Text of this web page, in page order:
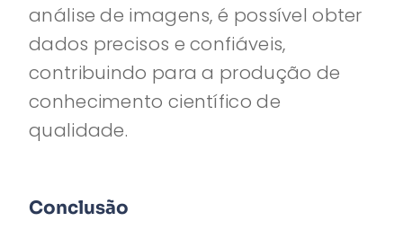
análise de imagens, é possível obter
dados precisos e confiáveis,
contribuindo para a produção de
conhecimento científico de
qualidade.
Conclusão